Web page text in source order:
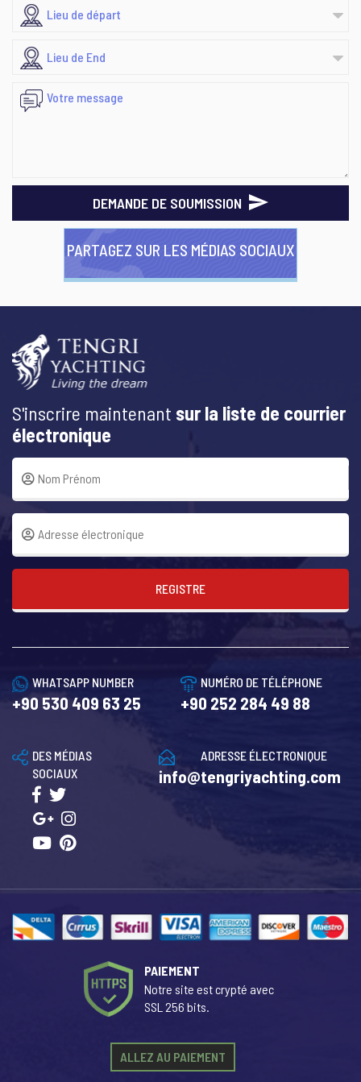
DEMANDE DE SOUMISSION
PARTAGEZ SUR LES MÉDIAS SOCIAUX
S'inscrire maintenant sur la liste de courrier
électronique
REGISTRE
WHATSAPP NUMBER
+90 530 409 63 25
NUMÉRO DE TÉLÉPHONE
+90 252 284 49 88
ADRESSE ÉLECTRONIQUE
info@tengriyachting.com
DES MÉDIAS
SOCIAUX
PAIEMENT
Notre site est crypté avec
SSL 256 bits.
ALLEZ AU PAIEMENT